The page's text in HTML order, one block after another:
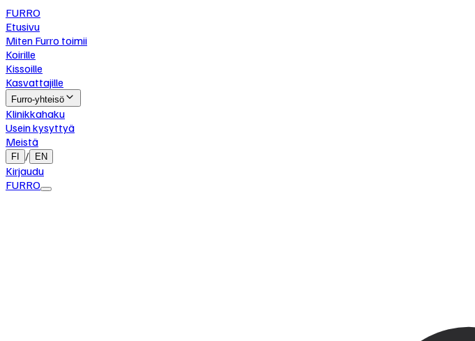
FURRO
Etusivu
Miten Furro toimii
Koirille
Kissoille
Kasvattajille
Furro-yhteisö
Klinikkahaku
Usein kysyttyä
Meistä
FI / EN
Kirjaudu
FURRO